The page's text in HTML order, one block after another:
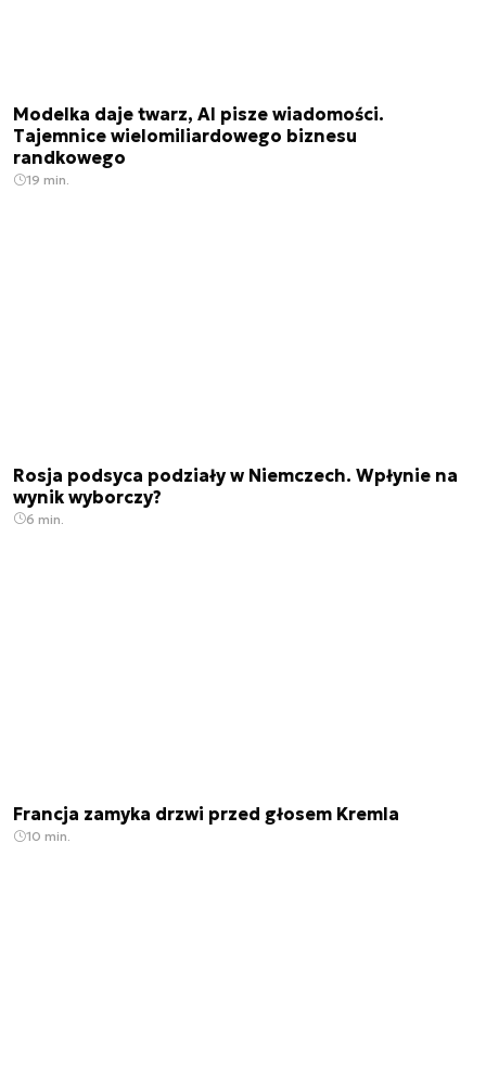
Modelka daje twarz, AI pisze wiadomości.
Tajemnice wielomiliardowego biznesu
randkowego
19 min.
Rosja podsyca podziały w Niemczech. Wpłynie na
wynik wyborczy?
6 min.
Francja zamyka drzwi przed głosem Kremla
10 min.